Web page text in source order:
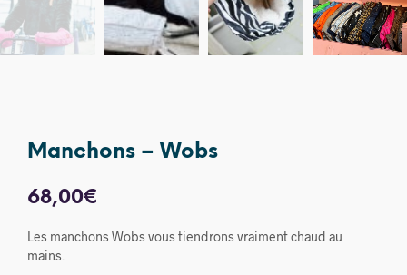
Manchons – Wobs
68,00€
Les manchons Wobs vous tiendrons vraiment chaud au
mains.